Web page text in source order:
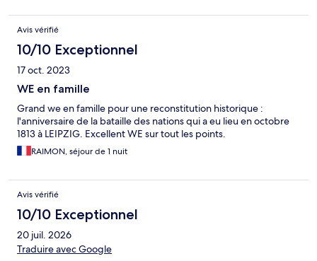
Avis vérifié
10/10 Exceptionnel
17 oct. 2023
WE en famille
Grand we en famille pour une reconstitution historique :
l'anniversaire de la bataille des nations qui a eu lieu en octobre
1813 à LEIPZIG. Excellent WE sur tout les points.
RAIMON, séjour de 1 nuit
Avis vérifié
10/10 Exceptionnel
20 juil. 2026
Traduire avec Google